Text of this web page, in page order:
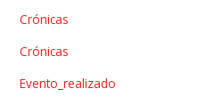
Crónicas
Crónicas
Evento_realizado